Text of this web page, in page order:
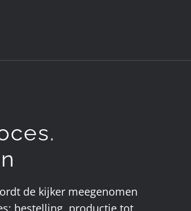
de kijker meegenomen
bestelling, productie tot